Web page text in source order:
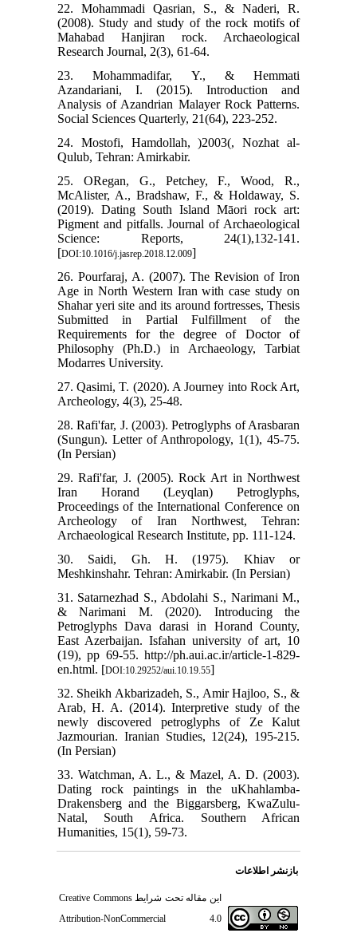
22. Mohammadi Qasrian, S., & Naderi, R.
(2008). Study and study of the rock motifs of
Mahabad Hanjiran rock. Archaeological
Research Journal, 2(3), 61-64.
23. Mohammadifar, Y., & Hemmati
Azandariani, I. (2015). Introduction and
Analysis of Azandrian Malayer Rock Patterns.
Social Sciences Quarterly, 21(64), 223-252.
24. Mostofi, Hamdollah, )2003(, Nozhat al-
Qulub, Tehran: Amirkabir.
25. ORegan, G., Petchey, F., Wood, R.,
McAlister, A., Bradshaw, F., & Holdaway, S.
(2019). Dating South Island Māori rock art:
Pigment and pitfalls. Journal of Archaeological
Science: Reports, 24(1),132-141.
[DOI:10.1016/j.jasrep.2018.12.009]
26. Pourfaraj, A. (2007). The Revision of Iron
Age in North Western Iran with case study on
Shahar yeri site and its around fortresses, Thesis
Submitted in Partial Fulfillment of the
Requirements for the degree of Doctor of
Philosophy (Ph.D.) in Archaeology, Tarbiat
Modarres University.
27. Qasimi, T. (2020). A Journey into Rock Art,
Archeology, 4(3), 25-48.
28. Rafi'far, J. (2003). Petroglyphs of Arasbaran
(Sungun). Letter of Anthropology, 1(1), 45-75.
(In Persian)
29. Rafi'far, J. (2005). Rock Art in Northwest
Iran Horand (Leyqlan) Petroglyphs,
Proceedings of the International Conference on
Archeology of Iran Northwest, Tehran:
Archaeological Research Institute, pp. 111-124.
30. Saidi, Gh. H. (1975). Khiav or
Meshkinshahr. Tehran: Amirkabir. (In Persian)
31. Satarnezhad S., Abdolahi S., Narimani M.,
& Narimani M. (2020). Introducing the
Petroglyphs Dava darasi in Horand County,
East Azerbaijan. Isfahan university of art, 10
(19), pp 69-55. http://ph.aui.ac.ir/article-1-829-
en.html. [DOI:10.29252/aui.10.19.55]
32. Sheikh Akbarizadeh, S., Amir Hajloo, S., &
Arab, H. A. (2014). Interpretive study of the
newly discovered petroglyphs of Ze Kalut
Jazmourian. Iranian Studies, 12(24), 195-215.
(In Persian)
33. Watchman, A. L., & Mazel, A. D. (2003).
Dating rock paintings in the uKhahlamba-
Drakensberg and the Biggarsberg, KwaZulu-
Natal, South Africa. Southern African
Humanities, 15(1), 59-73.
بازنشر اطلاعات
این مقاله تحت شرایطCreative Commons
Attribution-NonCommercial 4.0